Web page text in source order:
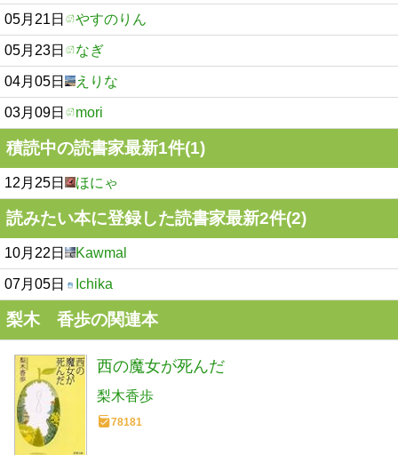
05月21日 やすのりん
05月23日 なぎ
04月05日 えりな
03月09日 mori
積読中の読書家最新1件(1)
12月25日 ほにゃ
読みたい本に登録した読書家最新2件(2)
10月22日 Kawmal
07月05日 Ichika
梨木 香歩の関連本
西の魔女が死んだ
梨木香歩
78181